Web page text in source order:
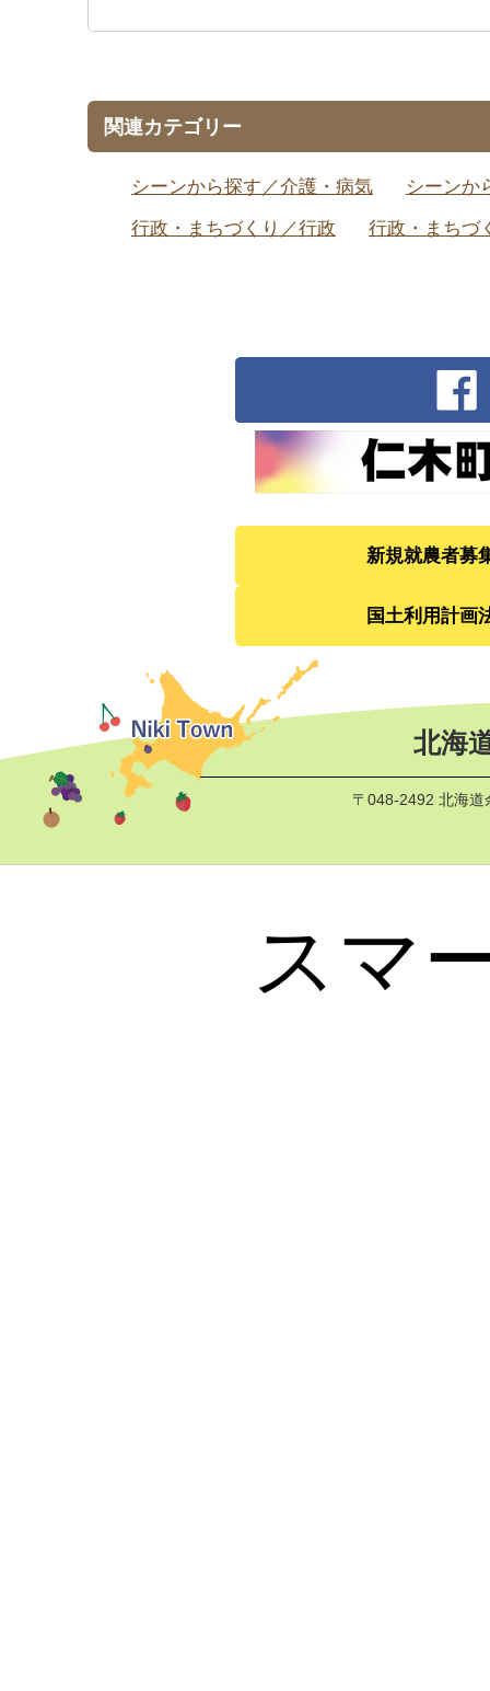
関連カテゴリー
シーンから探す／介護・病気
シーンか
行政・まちづくり／行政
行政・まちづ
新規就農者募
国土利用計画
北海
〒048-2492 北海
スマ